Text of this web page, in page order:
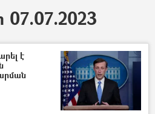
07.07.2023
է